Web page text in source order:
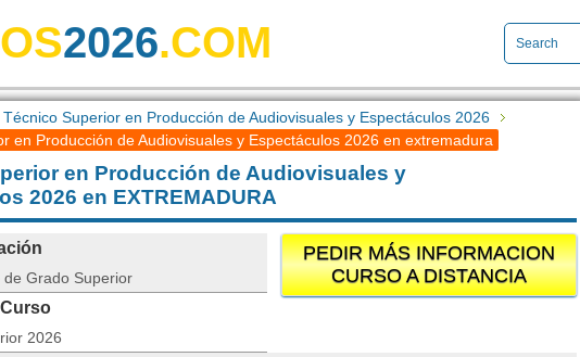
2026.COM
Técnico Superior en Producción de Audiovisuales y Espectáculos 2026
en Producción de Audiovisuales y Espectáculos 2026 en extremadura
en Producción de Audiovisuales y
2026 en EXTREMADURA
PEDIR MÁS INFORMACION
CURSO A DISTANCIA
Grado Superior
2026